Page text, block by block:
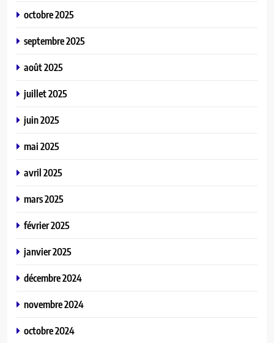
octobre 2025
septembre 2025
août 2025
juillet 2025
juin 2025
mai 2025
avril 2025
mars 2025
février 2025
janvier 2025
décembre 2024
novembre 2024
octobre 2024